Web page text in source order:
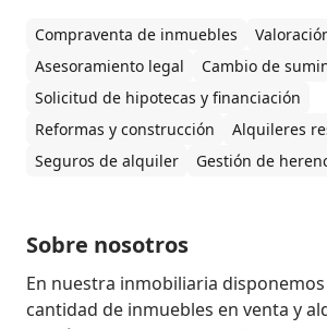
Compraventa de inmuebles
Asesoramiento legal
Cambio de
Solicitud de hipotecas y financiación
Reformas y construcción
Alquileres
Seguros de alquiler
Gestión de
Sobre nosotros
En nuestra inmobiliaria
cantidad de inmuebles en venta y